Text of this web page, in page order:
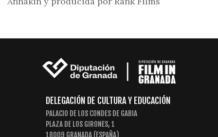
DELEGACIÓN DE CULTURA Y EDUCACIÓN
PALACIO DE LOS CONDES DE GABIA
PLAZA DE LOS GIRONES, 1
18009 GRANADA (ESPAÑA)